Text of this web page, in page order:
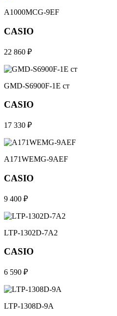
A1000MCG-9EF
CASIO
22 860 ₽
GMD-S6900F-1E ст
CASIO
17 330 ₽
A171WEMG-9AEF
CASIO
9 400 ₽
LTP-1302D-7A2
CASIO
6 590 ₽
LTP-1308D-9A